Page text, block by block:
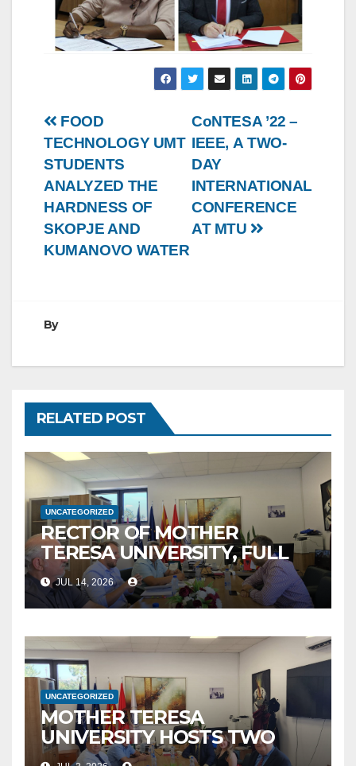
Post
navigation
CoNTESA ’22 –
IEEE, А TWO-
DAY
INTERNATIONAL
CONFERENCE
AT MTU
FOOD
TECHNOLOGY UMT
STUDENTS
ANALYZED THE
HARDNESS OF
SKOPJE AND
KUMANOVO WATER
By
RELATED POST
UNCATEGORIZED
RECTOR OF MOTHER
TERESA UNIVERSITY, FULL
PROF. BEKIM FETAJI, PH.D.,
HOSTED AN OFFICIAL
MEETING WITH THE
GENERAL DIRECTOR OF JSC
MEPSO, DR. BURIM LATIFI
JUL 14, 2026
UNCATEGORIZED
MOTHER TERESA
UNIVERSITY HOSTS TWO
MAJOR INTERNATIONAL